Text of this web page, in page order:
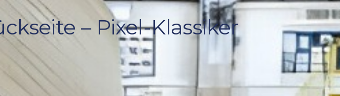
– Pixel-Klassiker